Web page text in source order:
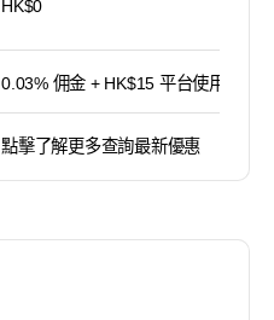
HK$0
0.03% 佣金 + HK$15 平台使用費
點擊了解更多查詢最新優惠